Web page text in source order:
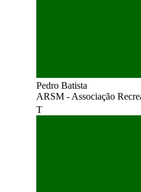
Pedro Batista
ARSM - Associação
T